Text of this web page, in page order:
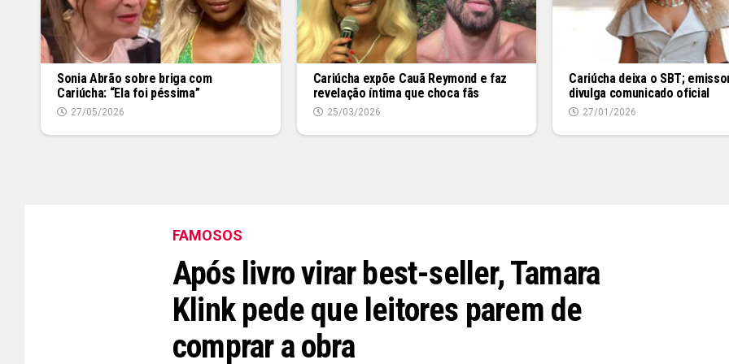
Sonia Abrão sobre briga com
Cariúcha: “Ela foi péssima”
27/05/2026
Cariúcha expõe Cauã Reymond e faz
revelação íntima que choca fãs
25/03/2026
Cariúcha deixa o SBT;
divulga comunicado oficial
27/01/2026
FAMOSOS
Após livro virar best-seller, Tamara
Klink pede que leitores parem de
comprar a obra